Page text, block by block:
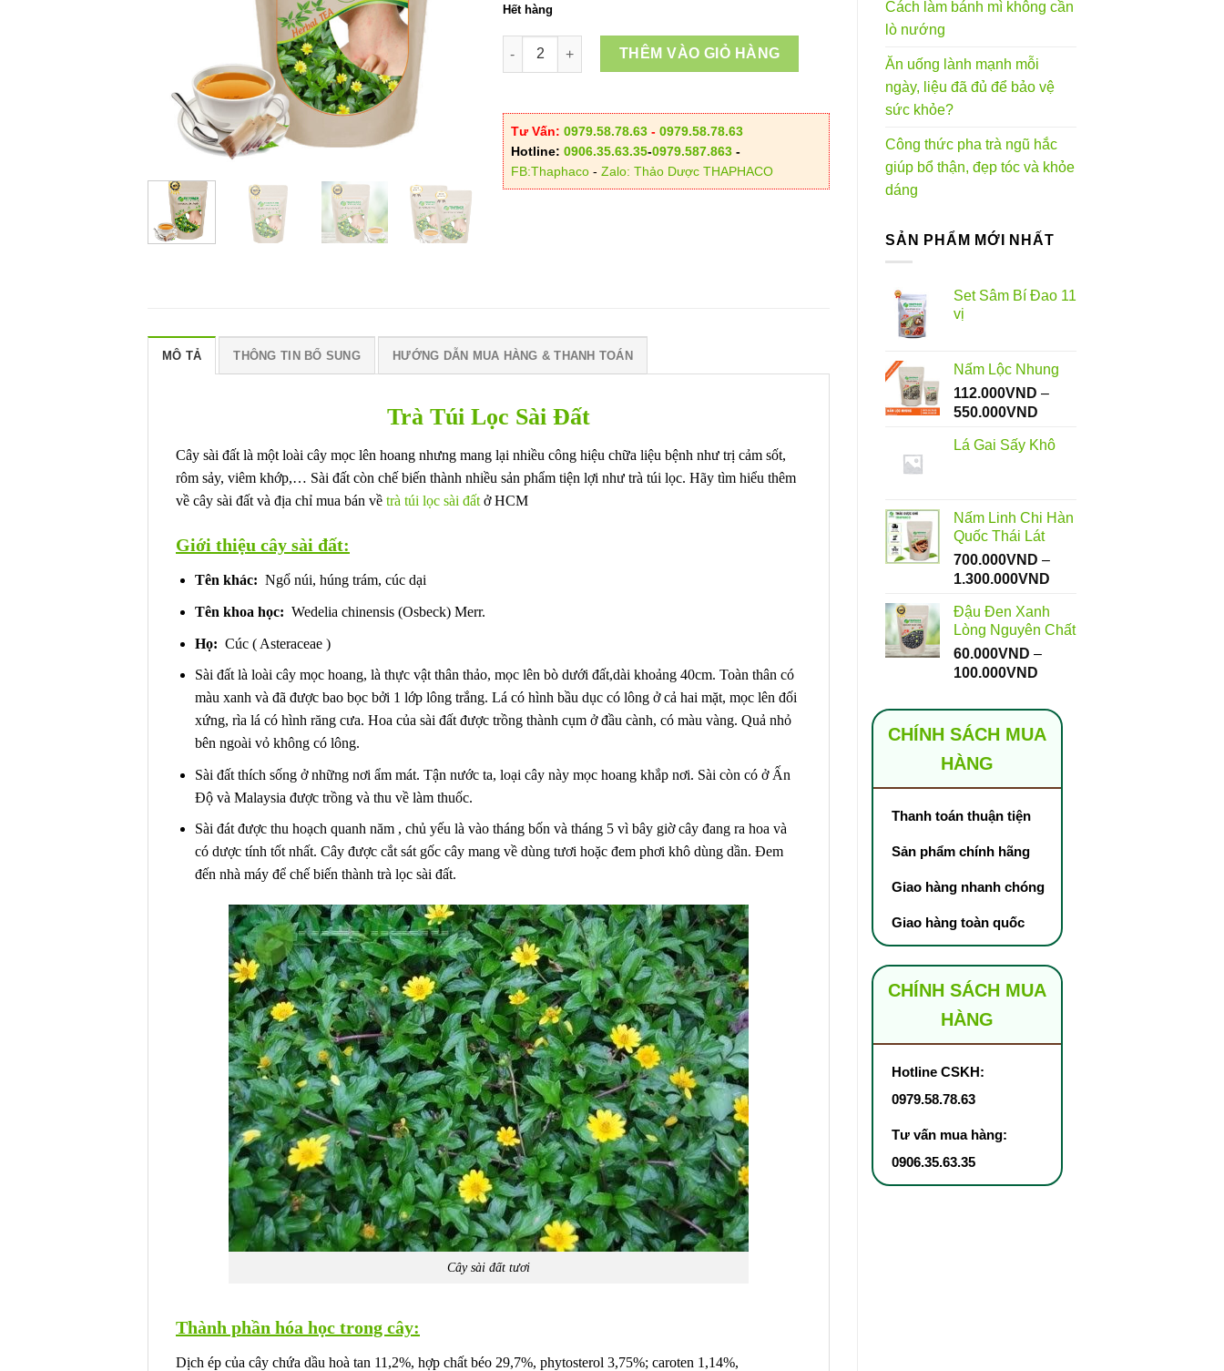
Cách làm bánh mì không cần
lò nướng
Ăn uống lành mạnh mỗi
ngày, liệu đã đủ để bảo vệ
sức khỏe?
Công thức pha trà ngũ hắc
giúp bổ thận, đẹp tóc và khỏe
dáng
SẢN PHẨM MỚI NHẤT
Set Sâm Bí Đao 11
vị
Nấm Lộc Nhung
112.000VND –
550.000VND
từ
Lá Gai Sấy Khô
Nấm Linh Chi Hàn
Quốc Thái Lát
700.000VND –
1.300.000VND
700.000VND
Đậu Đen Xanh
Lòng Nguyên Chất
60.000VND –
100.000VND
từ
60.000VND
CHÍNH SÁCH MUA
HÀNG
Thanh toán thuận tiện
Sản phẩm chính hãng
Giao hàng nhanh chóng
Giao hàng toàn quốc
CHÍNH SÁCH MUA
HÀNG
Hotline CSKH:
0979.58.78.63
Tư vấn mua hàng:
0906.35.63.35
Hết hàng
Trà Túi Lọc Sài Đất số lượng
THÊM VÀO GIỎ HÀNG
Tư Vấn: 0979.58.78.63- 0979.58.78.63
Hotline: 0906.35.63.35-0979.587.863-
FB:Thaphaco- Zalo: Thảo Dược THAPHACO
MÔ TẢ THÔNG TIN BỔ SUNG HƯỚNG DẪN MUA HÀNG & THANH TOÁN
Trà Túi Lọc Sài Đất
Cây sài đất là một loài cây mọc lên hoang nhưng mang lại nhiều công hiệu chữa liệu bệnh như trị cảm sốt,
rôm sảy, viêm khớp,… Sài đất còn chế biến thành nhiều sản phẩm tiện lợi như trà túi lọc. Hãy tìm hiểu thêm
về cây sài đất và địa chỉ mua bán về trà túi lọc sài đất ở HCM
Giới thiệu cây sài đất:
Tên khác: Ngổ núi, húng trám, cúc dại
Tên khoa học: Wedelia chinensis (Osbeck) Merr.
Họ: Cúc ( Asteraceae )
Sài đất là loài cây mọc hoang, là thực vật thân thảo, mọc lên bò dưới đất,dài khoảng 40cm. Toàn thân có
màu xanh và đã được bao bọc bởi 1 lớp lông trắng. Lá có hình bầu dục có lông ở cả hai mặt, mọc lên đối
xứng, rìa lá có hình răng cưa. Hoa của sài đất được trồng thành cụm ở đầu cành, có màu vàng. Quả nhỏ
bên ngoài vỏ không có lông.
Sài đất thích sống ở những nơi ẩm mát. Tận nước ta, loại cây này mọc hoang khắp nơi. Sài còn có ở Ấn
Độ và Malaysia được trồng và thu về làm thuốc.
Sài đát được thu hoạch quanh năm , chủ yếu là vào tháng bốn và tháng 5 vì bây giờ cây đang ra hoa và
có dược tính tốt nhất. Cây được cắt sát gốc cây mang về dùng tươi hoặc đem phơi khô dùng dần. Đem
đến nhà máy để chế biến thành trà lọc sài đất.
Cây sài đất tươi
Thành phần hóa học trong cây:
Dịch ép của cây chứa dầu hoà tan 11,2%, hợp chất béo 29,7%, phytosterol 3,75%; caroten 1,14%,